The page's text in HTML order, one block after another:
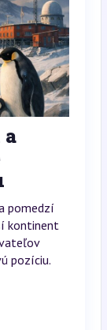
pomedzí
kontinent
pozíciu.